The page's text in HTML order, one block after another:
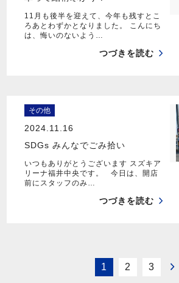
11月も後半を迎えて、今年も残すとこ
ろあとわずかとなりました。 こんにち
は、悔いのないよう…
つづきを読む
その他
2024.11.16
SDGs みんなでごみ拾い
いつもありがとうございます スズキア
リーナ福井中央です。 今日は、開店
前にスタッフのみ…
つづきを読む
1 2 3